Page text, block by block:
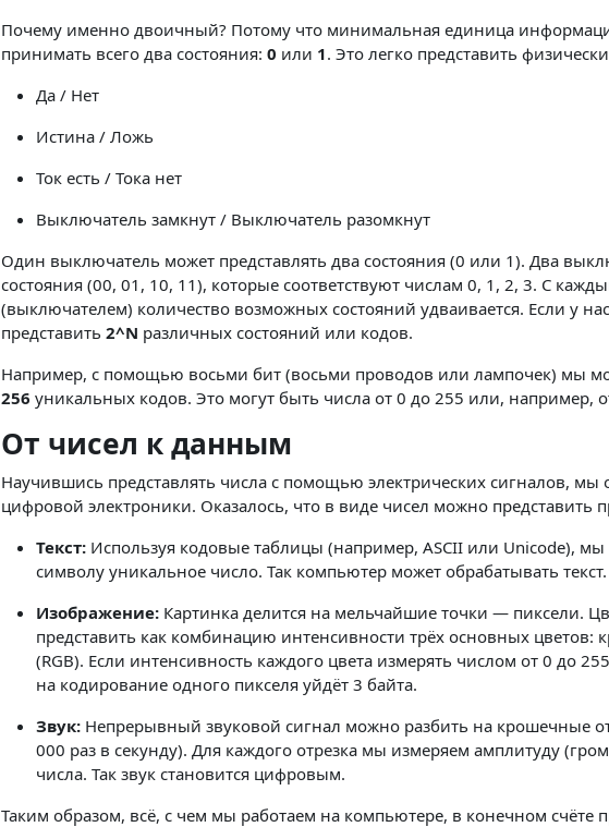
Почему именно двоичный? Потому что минимальная единица
принимать всего два состояния: 0 или 1. Это легко представить
Да / Нет
Истина / Ложь
Ток есть / Тока нет
Выключатель замкнут / Выключатель разомкнут
Один выключатель может представлять два состояния (0 или 1). Два
состояния (00, 01, 10, 11), которые соответствуют числам 0, 1, 2, 3. С
(выключателем) количество возможных состояний удваивается. Если у
представить 2^N различных состояний или кодов.
Например, с помощью восьми бит (восьми проводов или лампочек) мы
256 уникальных кодов. Это могут быть числа от 0 до 255 или, например,
От чисел к данным
Научившись представлять числа с помощью электрических сигналов,
цифровой электроники. Оказалось, что в виде чисел можно представить
Текст:Используя кодовые таблицы (например, ASCII или Unicode), мы
символу уникальное число. Так компьютер может обрабатывать текст.
Изображение:Картинка делится на мельчайшие точки — пиксели.
представить как комбинацию интенсивности трёх основных цветов:
(RGB). Если интенсивность каждого цвета измерять числом от 0 до
на кодирование одного пикселя уйдёт 3 байта.
Звук:Непрерывный звуковой сигнал можно разбить на крошечные
000 раз в секунду). Для каждого отрезка мы измеряем амплитуду
числа. Так звук становится цифровым.
Таким образом, всё, с чем мы работаем на компьютере, в конечном счёте